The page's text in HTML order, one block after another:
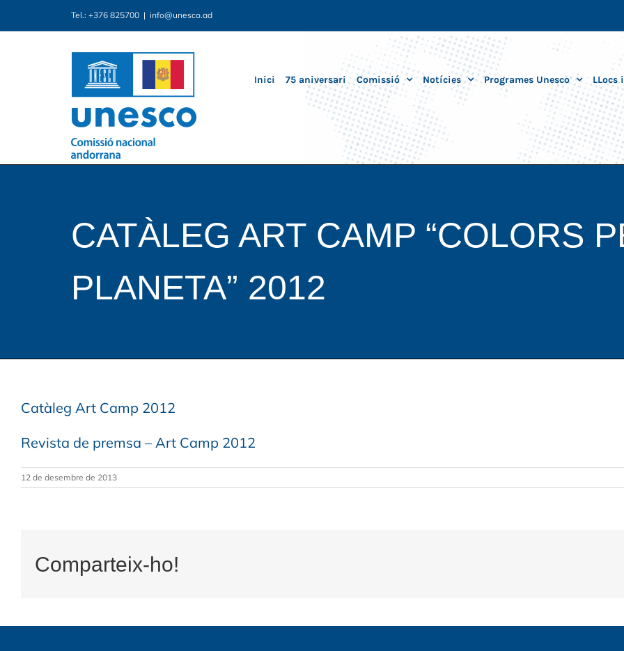
to
Tel.: +376 825700 | info@unesco.ad
Inici 75 aniversari Comissió Notícies Programes Unesco LLocs
CATÀLEG ART CAMP “COLORS
PLANETA” 2012
Catàleg Art Camp 2012
Revista de premsa – Art Camp 2012
12 de desembre de 2013
Comparteix-ho!